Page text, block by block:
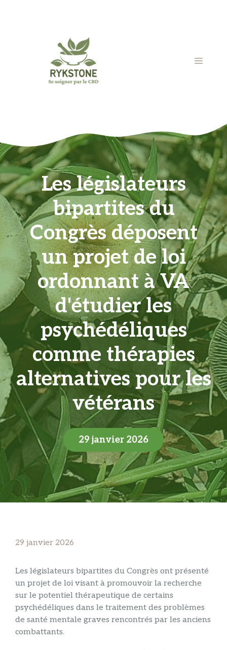
MENU
Les législateurs
bipartites du
Congrès déposent
un projet de loi
ordonnant à VA
d'étudier les
psychédéliques
comme thérapies
alternatives pour les
vétérans
29 janvier 2026
29 janvier 2026
Les législateurs bipartites du Congrès ont présenté
un projet de loi visant à promouvoir la recherche
sur le potentiel thérapeutique de certains
psychédéliques dans le traitement des problèmes
de santé mentale graves rencontrés par les anciens
combattants.